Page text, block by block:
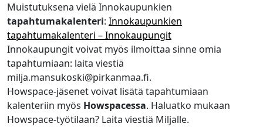
Muistutuksena vielä Innokaupunkien
tapahtumakalenteri: Innokaupunkien
tapahtumakalenteri – Innokaupungit
Innokaupungit voivat myös ilmoittaa sinne omia
tapahtumiaan: laita viestiä
milja.mansukoski@pirkanmaa.fi.
Howspace-jäsenet voivat lisätä tapahtumiaan
kalenteriin myös Howspacessa. Haluatko mukaan
Howspace-työtilaan? Laita viestiä Miljalle.